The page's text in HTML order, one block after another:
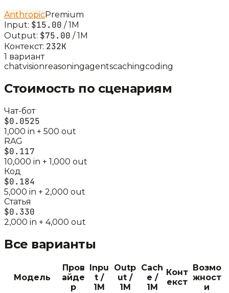
AnthropicPremium
Input: $15.00 / 1M
Output: $75.00 / 1M
Контекст: 232K
1 вариант
chatvisionreasoningagentscachingcoding
Стоимость по сценариям
Чат-бот
$0.0525
1,000 in + 500 out
RAG
$0.117
10,000 in + 1,000 out
Код
$0.184
5,000 in + 2,000 out
Статья
$0.330
2,000 in + 4,000 out
Все варианты
Модель
Пров
айде
р
Inpu
t /
1M
Outp
ut /
1M
Cach
e /
1M
Конт
екст
Возмо
жност
и